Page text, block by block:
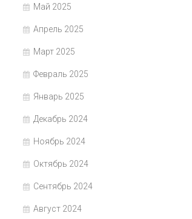
Май 2025
Апрель 2025
Март 2025
Февраль 2025
Январь 2025
Декабрь 2024
Ноябрь 2024
Октябрь 2024
Сентябрь 2024
Август 2024